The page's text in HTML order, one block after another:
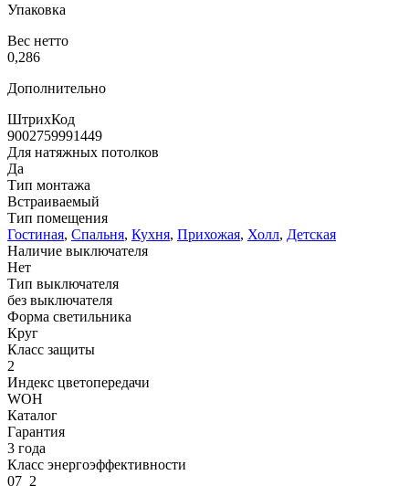
Упаковка
Вес нетто
0,286
Дополнительно
ШтрихКод
9002759991449
Для натяжных потолков
Да
Тип монтажа
Встраиваемый
Тип помещения
Гостиная, Спальня, Кухня, Прихожая, Холл, Детская
Наличие выключателя
Нет
Тип выключателя
без выключателя
Форма светильника
Круг
Класс защиты
2
Индекс цветопередачи
WOH
Каталог
Гарантия
3 года
Класс энергоэффективности
07_2